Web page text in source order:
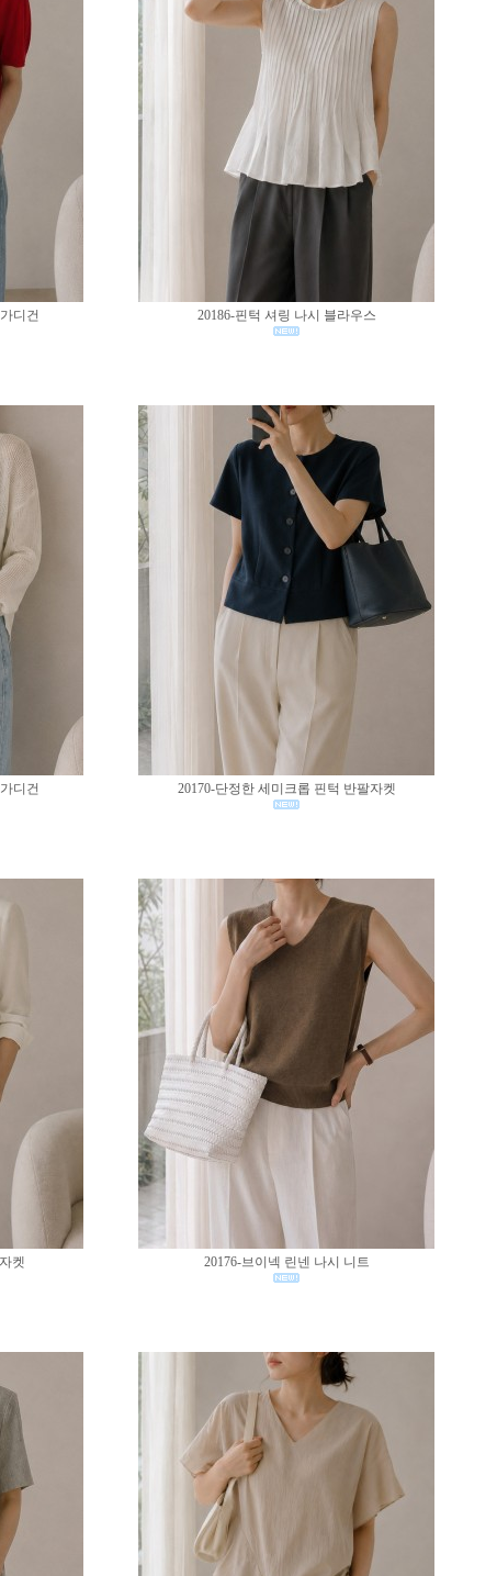
디건 20186-핀턱 셔링 나시 블라우스
디건 20170-단정한 세미크롭 핀턱 반팔자켓
켓 20176-브이넥 린넨 나시 니트